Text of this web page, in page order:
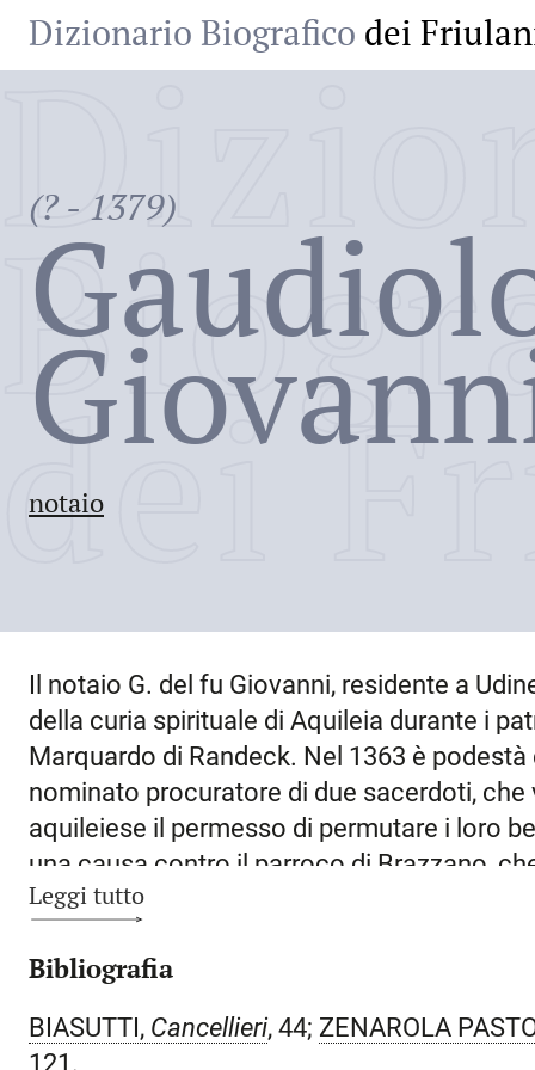
Dizionario Biografico dei
(? - 1379)
notaio
dei
Il notaio G. del fu Giovanni, residente a
della curia spirituale di Aquileia durante i
Marquardo di Randeck. Nel 1363 è podestà
nominato procuratore di due sacerdoti,
aquileiese il permesso di permutare i loro
una causa contro il parroco di Brazzano,
quantità di vino. In ottobre affianca il
del defunto Giovanni da Lissone. Nel
(diocesi di Salisburgo), riceve una lettera
Leggi tutto
Bibliografia
BIASUTTI, Cancellieri, 44; ZENAROLA
121.